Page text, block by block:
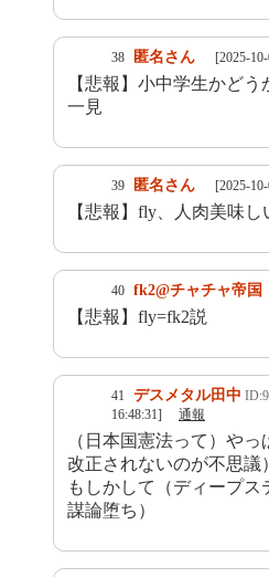
38 匿名さん [2025-
【悲報】小中学生かど
一見
39 匿名さん [2025-
【悲報】fly、人肉美味
40 fk2@チャチャ帝国
【悲報】fly=fk2説
41 デスメタル田中
16:48:31]
通報
（日本国憲法って）やっ
改正されないのが不思議
もしかして（ディープ
謀論堕ち）